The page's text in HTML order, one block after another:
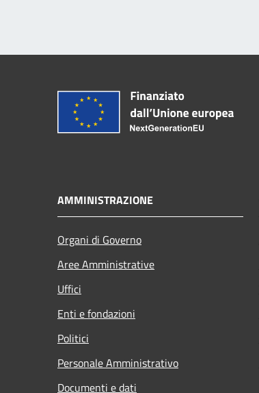
AMMINISTRAZIONE
Organi di Governo
Aree Amministrative
Uffici
Enti e fondazioni
Politici
Personale Amministrativo
Documenti e dati